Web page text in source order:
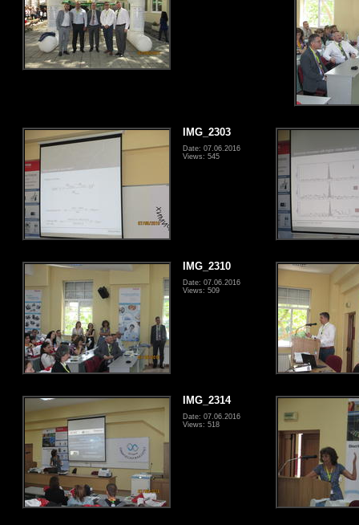
IMG_2303
Date: 07.06.2016
Views: 545
IMG_2310
Date: 07.06.2016
Views: 509
IMG_2314
Date: 07.06.2016
Views: 518